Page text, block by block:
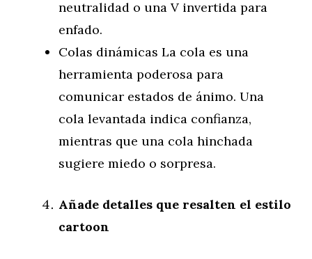
neutralidad o una V invertida para
enfado.
Colas dinámicas La cola es una
herramienta poderosa para
comunicar estados de ánimo. Una
cola levantada indica confianza,
mientras que una cola hinchada
sugiere miedo o sorpresa.
Añade detalles que resalten el estilo
cartoon